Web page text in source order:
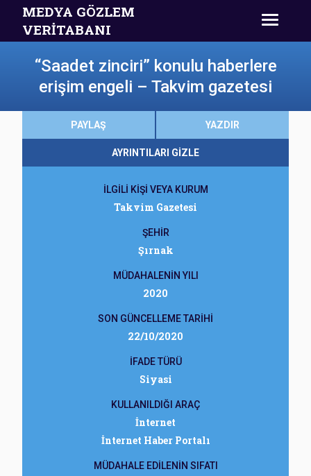
MEDYA GÖZLEM
VERİTABANI
“Saadet zinciri” konulu haberlere
erişim engeli – Takvim gazetesi
PAYLAŞ YAZDIR
AYRINTILARI GİZLE
İLGİLİ KİŞİ VEYA KURUM
Takvim Gazetesi
ŞEHİR
Şırnak
MÜDAHALENİN YILI
2020
SON GÜNCELLEME TARİHİ
22/10/2020
İFADE TÜRÜ
Siyasi
KULLANILDIĞI ARAÇ
İnternet
İnternet Haber Portalı
MÜDAHALE EDİLENİN SIFATI